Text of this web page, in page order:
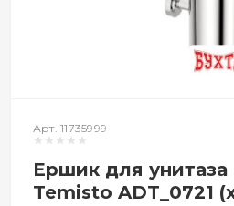
Арт. 11735999
Ершик для унитаза
Temisto ADT_0721